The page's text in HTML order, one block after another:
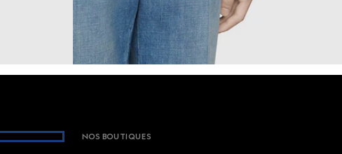
NOS BOUTIQUES